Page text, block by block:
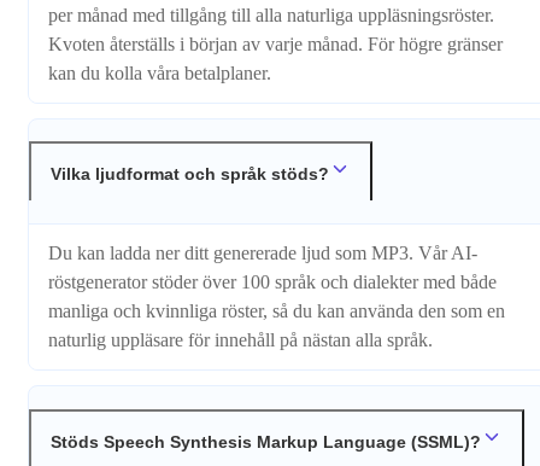
per månad med tillgång till alla naturliga uppläsningsröster.
Kvoten återställs i början av varje månad. För högre gränser
kan du kolla våra betalplaner.
Vilka ljudformat och språk stöds?
Du kan ladda ner ditt genererade ljud som MP3. Vår AI-
röstgenerator stöder över 100 språk och dialekter med både
manliga och kvinnliga röster, så du kan använda den som en
naturlig uppläsare för innehåll på nästan alla språk.
Stöds Speech Synthesis Markup Language (SSML)?